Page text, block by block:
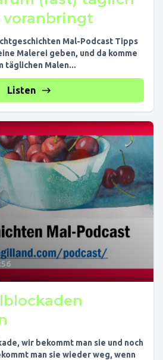
voranbringt
Mal-Podcast Tipps
Malerei geben, und da komme
täglichen Malen...
Listen
wir bekommt man sie und noch
man sie wieder weg, wenn